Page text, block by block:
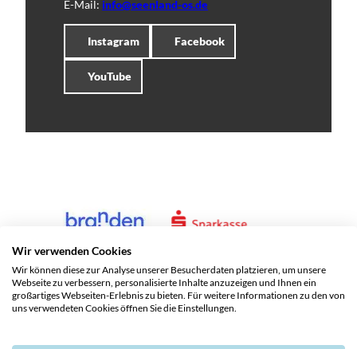
E-Mail: info@seenland-os.de
Instagram Facebook
YouTube
Wir verwenden Cookies
Wir können diese zur Analyse unserer Besucherdaten platzieren, um unsere
Webseite zu verbessern, personalisierte Inhalte anzuzeigen und Ihnen ein
großartiges Webseiten-Erlebnis zu bieten. Für weitere Informationen zu den von
uns verwendeten Cookies öffnen Sie die Einstellungen.